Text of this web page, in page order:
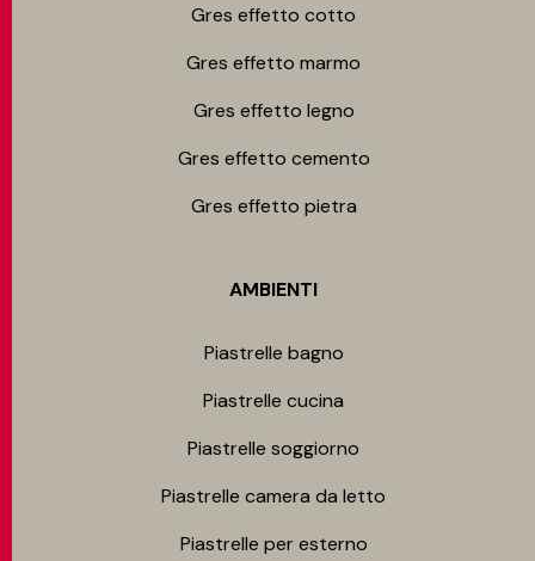
Gres effetto cotto
Gres effetto marmo
Gres effetto legno
Gres effetto cemento
Gres effetto pietra
AMBIENTI
Piastrelle bagno
Piastrelle cucina
Piastrelle soggiorno
Piastrelle camera da letto
Piastrelle per esterno